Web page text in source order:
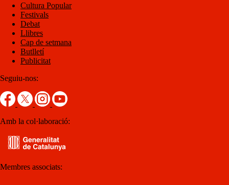
Cultura Popular
Festivals
Debat
Llibres
Cap de setmana
Butlletí
Publicitat
Seguiu-nos:
Amb la col·laboració:
Membres associats: